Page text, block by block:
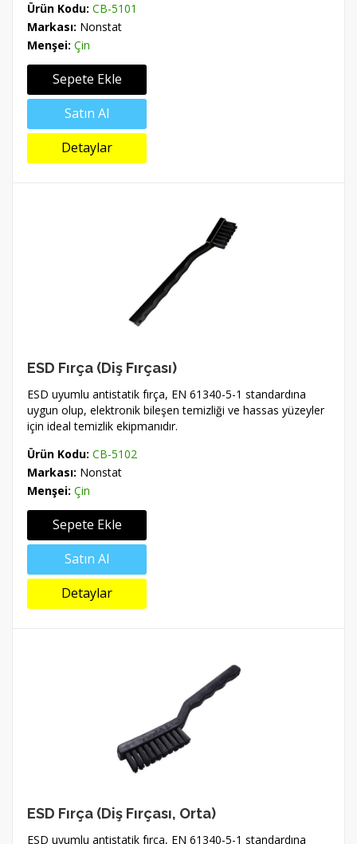
Ürün Kodu: CB-5101
Markası: Nonstat
Menşei: Çin
Sepete Ekle
Satın Al
Detaylar
ESD Fırça (Diş Fırçası)
ESD uyumlu antistatik fırça, EN 61340-5-1 standardına
uygun olup, elektronik bileşen temizliği ve hassas yüzeyler
için ideal temizlik ekipmanıdır.
Ürün Kodu: CB-5102
Markası: Nonstat
Menşei: Çin
Sepete Ekle
Satın Al
Detaylar
ESD Fırça (Diş Fırçası, Orta)
ESD uyumlu antistatik fırça, EN 61340-5-1 standardına